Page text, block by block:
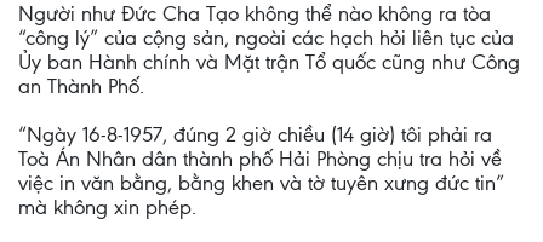
Người như Đức Cha Tạo không thể nào không ra tòa
“công lý” của cộng sản, ngoài các hạch hỏi liên tục của
Ủy ban Hành chính và Mặt trận Tổ quốc cũng như Công
an Thành Phố.
“Ngày 16-8-1957, đúng 2 giờ chiều (14 giờ) tôi phải ra
Toà Án Nhân dân thành phố Hải Phòng chịu tra hỏi về
việc in văn bằng, bằng khen và tờ tuyên xưng đức tin”
mà không xin phép.